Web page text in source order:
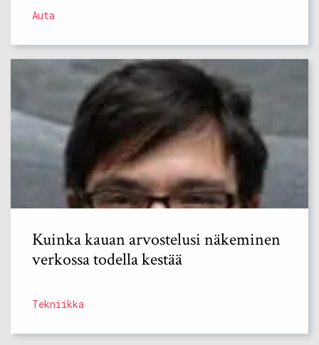
Auta
Kuinka kauan arvostelusi näkeminen
verkossa todella kestää
Tekniikka